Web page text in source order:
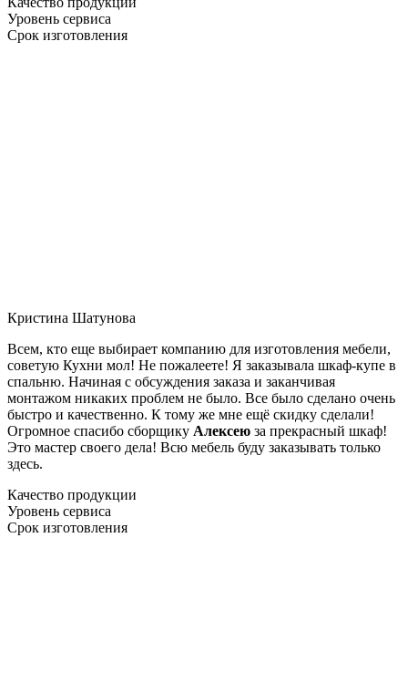
Уровень сервиса
Срок изготовления
Кристина Шатунова
Всем, кто еще выбирает компанию для изготовления мебели,
советую Кухни мол! Не пожалеете! Я заказывала шкаф-купе в
спальню. Начиная с обсуждения заказа и заканчивая
монтажом никаких проблем не было. Все было сделано очень
быстро и качественно. К тому же мне ещё скидку сделали!
Огромное спасибо сборщику Алексею за прекрасный шкаф!
Это мастер своего дела! Всю мебель буду заказывать только
здесь.
Качество продукции
Уровень сервиса
Срок изготовления